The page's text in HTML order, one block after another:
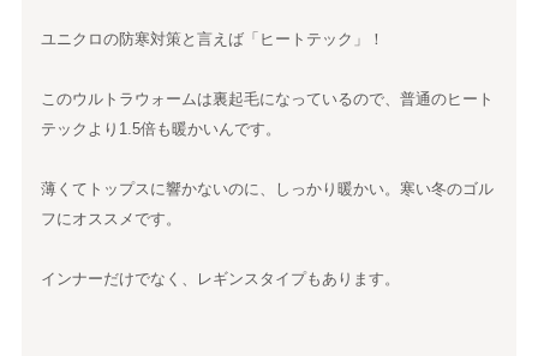
ユニクロの防寒対策と言えば「ヒートテック」！
このウルトラウォームは裏起毛になっているので、普通のヒート
テックより1.5倍も暖かいんです。
薄くてトップスに響かないのに、しっかり暖かい。寒い冬のゴル
フにオススメです。
インナーだけでなく、レギンスタイプもあります。